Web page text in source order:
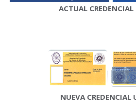
ACTUAL
NUEVA CREDENCIAL